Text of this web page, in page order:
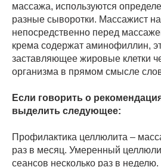
массажа, используются
разные сыворотки. Массажист
непосредственно перед
крема содержат аминофиллин,
заставляющее жировые клетки
организма в прямом смысле
Если говорить о
выделить следующее:
Профилактика целлюлита –
раз в месяц. Умеренный
сеансов несколько раз в